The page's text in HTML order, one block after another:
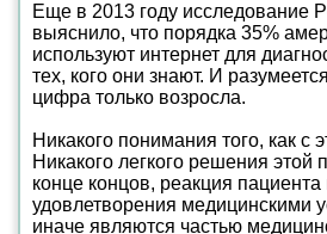
Еще в 2013 году исследование
выяснило, что порядка 35%
используют интернет для
тех, кого они знают. И
цифра только возросла.
Никакого понимания того, как с
Никакого легкого решения этой
конце концов, реакция пациента
удовлетворения медицинскими
иначе являются частью